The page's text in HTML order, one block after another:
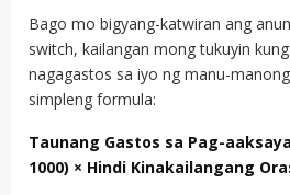
Bago mo bigyang-katwiran ang
switch, kailangan mong tukuyin
nagagastos sa iyo ng manu-
simpleng formula:
Taunang Gastos sa Pag-
1000) × Hindi Kinakailangang